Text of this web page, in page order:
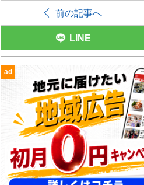
前の記事へ
LINE
ad